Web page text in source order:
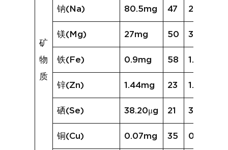
矿
物
质
钠(Na) 80.5mg 47 236.7mg
镁(Mg) 27mg 50 30mg
铁(Fe) 0.9mg 58 1.6mg
锌(Zn) 1.44mg 23 1.20mg
硒(Se) 38.20μg 21 31.24μg
铜(Cu) 0.07mg 35 0.08mg